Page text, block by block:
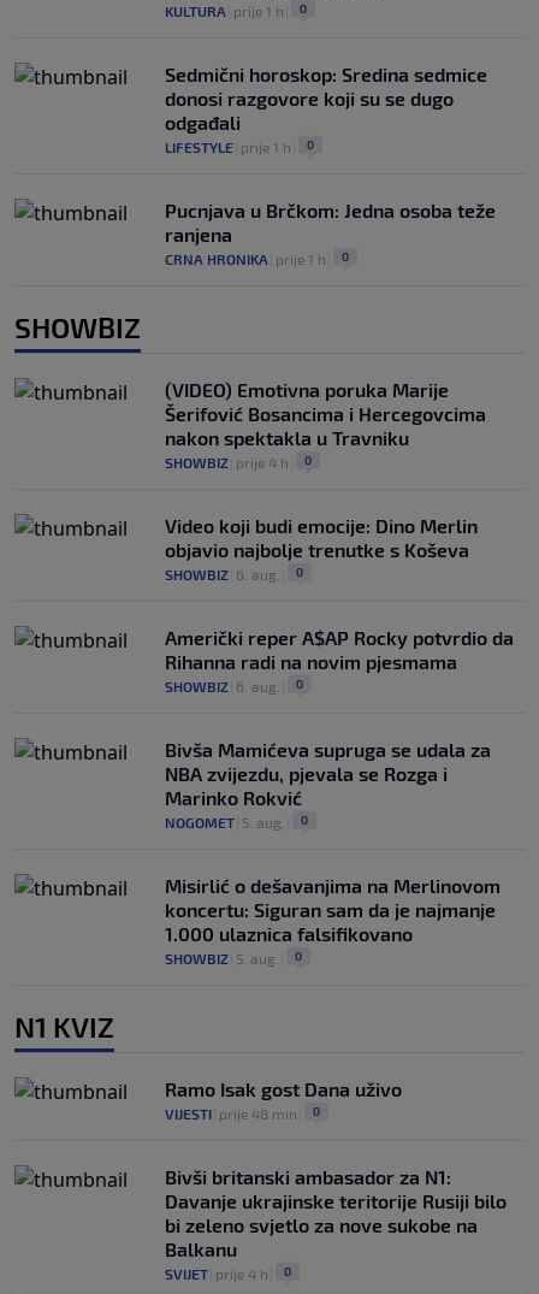
KULTURA prije 1 h 0
Sedmični horoskop: Sredina sedmice
donosi razgovore koji su se dugo
odgađali
LIFESTYLE prije 1 h 0
Pucnjava u Brčkom: Jedna osoba teže
ranjena
CRNA HRONIKA prije 1 h 0
SHOWBIZ
(VIDEO) Emotivna poruka Marije
Šerifović Bosancima i Hercegovcima
nakon spektakla u Travniku
SHOWBIZ prije 4 h 0
Video koji budi emocije: Dino Merlin
objavio najbolje trenutke s Koševa
SHOWBIZ 6. aug. 0
Američki reper A$AP Rocky potvrdio da
Rihanna radi na novim pjesmama
SHOWBIZ 6. aug. 0
Bivša Mamićeva supruga se udala za
NBA zvijezdu, pjevala se Rozga i
Marinko Rokvić
NOGOMET 5. aug. 0
Misirlić o dešavanjima na Merlinovom
koncertu: Siguran sam da je najmanje
1.000 ulaznica falsifikovano
SHOWBIZ 5. aug. 0
N1 KVIZ
Ramo Isak gost Dana uživo
VIJESTI prije 48 min 0
Bivši britanski ambasador za N1:
Davanje ukrajinske teritorije Rusiji bilo
bi zeleno svjetlo za nove sukobe na
Balkanu
SVIJET prije 4 h 0